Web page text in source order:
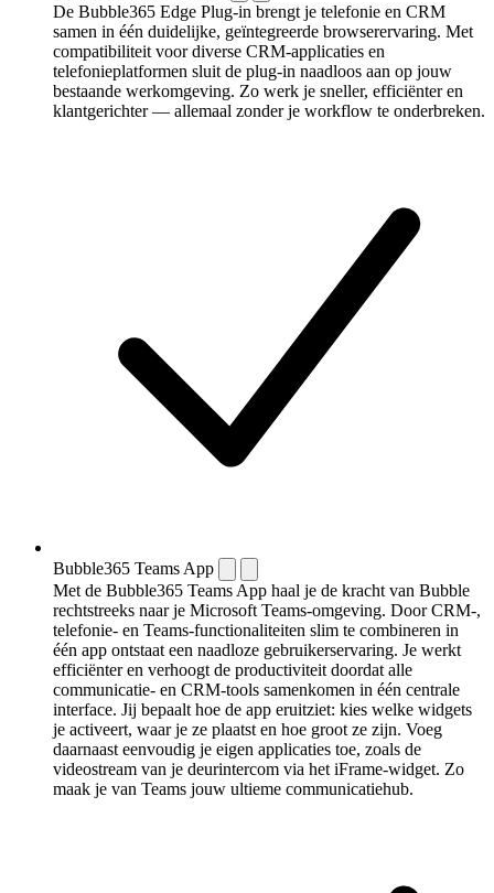
De Bubble365 Edge Plug-in brengt je telefonie en CRM
samen in één duidelijke, geïntegreerde browserervaring. Met
compatibiliteit voor diverse CRM-applicaties en
telefonieplatformen sluit de plug-in naadloos aan op jouw
bestaande werkomgeving. Zo werk je sneller, efficiënter en
klantgerichter — allemaal zonder je workflow te onderbreken.
Bubble365 Teams App
Met de Bubble365 Teams App haal je de kracht van Bubble
rechtstreeks naar je Microsoft Teams-omgeving. Door CRM-,
telefonie- en Teams-functionaliteiten slim te combineren in
één app ontstaat een naadloze gebruikerservaring. Je werkt
efficiënter en verhoogt de productiviteit doordat alle
communicatie- en CRM-tools samenkomen in één centrale
interface. Jij bepaalt hoe de app eruitziet: kies welke widgets
je activeert, waar je ze plaatst en hoe groot ze zijn. Voeg
daarnaast eenvoudig je eigen applicaties toe, zoals de
videostream van je deurintercom via het iFrame-widget. Zo
maak je van Teams jouw ultieme communicatiehub.